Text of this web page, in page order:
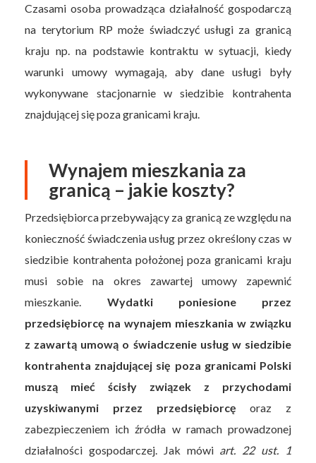
Czasami osoba prowadząca działalność gospodarczą
na terytorium RP może świadczyć usługi za granicą
kraju np. na podstawie kontraktu w sytuacji, kiedy
warunki umowy wymagają, aby dane usługi były
wykonywane stacjonarnie w siedzibie kontrahenta
znajdującej się poza granicami kraju.
Wynajem mieszkania za
granicą – jakie koszty?
Przedsiębiorca przebywający za granicą ze względu na
konieczność świadczenia usług przez określony czas w
siedzibie kontrahenta położonej poza granicami kraju
musi sobie na okres zawartej umowy zapewnić
mieszkanie. Wydatki poniesione przez
przedsiębiorcę na wynajem mieszkania w związku
z zawartą umową o świadczenie usług w siedzibie
kontrahenta znajdującej się poza granicami Polski
muszą mieć ścisły związek z przychodami
uzyskiwanymi przez przedsiębiorcę oraz z
zabezpieczeniem ich źródła w ramach prowadzonej
działalności gospodarczej. Jak mówi art. 22 ust. 1